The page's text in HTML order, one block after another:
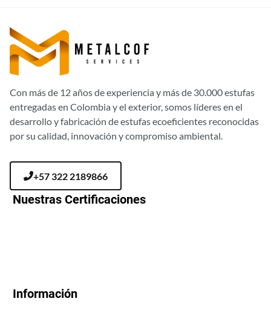
Con más de 12 años de experiencia y más de 30.000 estufas
entregadas en Colombia y el exterior, somos líderes en el
desarrollo y fabricación de estufas ecoeficientes reconocidas
por su calidad, innovación y compromiso ambiental.
+57 322 2189866
Nuestras Certificaciones
Información